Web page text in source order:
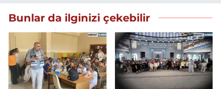
Bunlar da ilginizi çekebilir